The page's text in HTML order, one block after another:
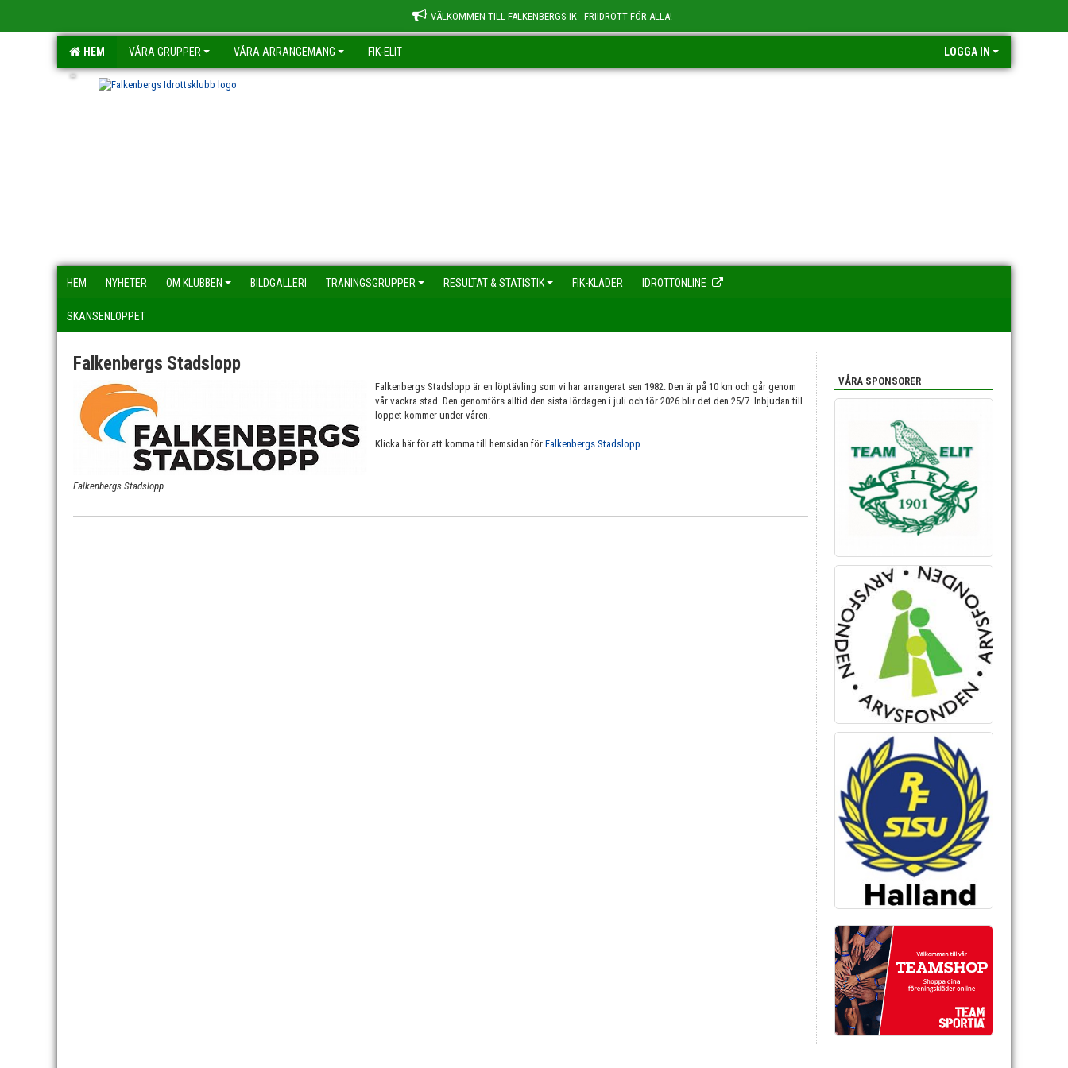
VÄLKOMMEN TILL FALKENBERGS IK - FRIIDROTT FÖR ALLA!
HEM VÅRA GRUPPER VÅRA ARRANGEMANG FIK-ELIT LOGGA IN
-
HEM NYHETER OM KLUBBEN BILDGALLERI TRÄNINGSGRUPPER RESULTAT & STATISTIK FIK-KLÄDER IDROTTONLINE
SKANSENLOPPET
Falkenbergs Stadslopp
Falkenbergs Stadslopp
Falkenbergs Stadslopp är en löptävling som vi har arrangerat sen 1982. Den är på 10 km och går genom
vår vackra stad. Den genomförs alltid den sista lördagen i juli och för 2026 blir det den 25/7. Inbjudan till
loppet kommer under våren.
Klicka här för att komma till hemsidan för Falkenbergs Stadslopp
VÅRA SPONSORER